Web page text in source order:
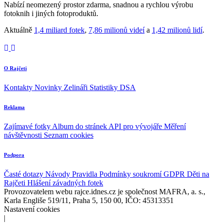
Nabízí neomezený prostor zdarma, snadnou a rychlou výrobu
fotoknih i jiných fotoproduktů.
Aktuálně 1,4 miliard fotek, 7,86 milionů videía 1,42 milionů lidí.
O Rajčeti
Kontakty Novinky Zelináři Statistiky DSA
Reklama
Zajímavé fotky Album do stránek API pro vývojáře Měření
návštěvnosti Seznam cookies
Podpora
Časté dotazy Návody Pravidla Podmínky soukromíGDPR Děti na
Rajčeti Hlášení závadných fotek
Provozovatelem webu rajce.idnes.cz je společnost MAFRA, a. s.,
Karla Engliše 519/11, Praha 5, 150 00, IČO: 45313351
Nastavení cookies
|